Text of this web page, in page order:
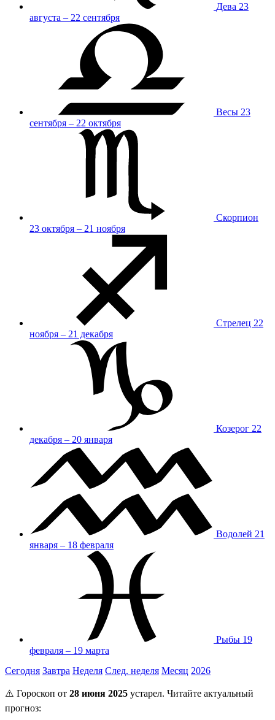
Дева 23
августа – 22 сентября
Весы 23
сентября – 22 октября
Скорпион
23 октября – 21 ноября
Стрелец 22
ноября – 21 декабря
Козерог 22
декабря – 20 января
Водолей 21
января – 18 февраля
Рыбы 19
февраля – 19 марта
Сегодня Завтра Неделя След. неделя Месяц 2026
⚠️ Гороскоп от 28 июня 2025 устарел. Читайте актуальный
прогноз: